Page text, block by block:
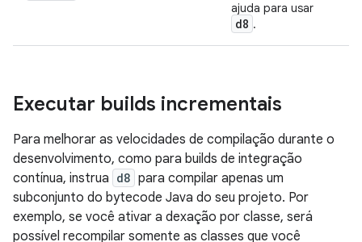
ajuda para usar
d8 .
Executar builds incrementais
Para melhorar as velocidades de compilação durante o
desenvolvimento, como para builds de integração
contínua, instrua d8 para compilar apenas um
subconjunto do bytecode Java do seu projeto. Por
exemplo, se você ativar a dexação por classe, será
possível recompilar somente as classes que você